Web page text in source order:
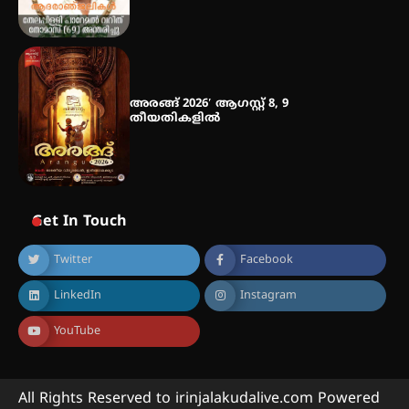
അരങ്ങ് 2026′ ആഗസ്റ്റ് 8, 9
തീയതികളിൽ
Get In Touch
Twitter Facebook
LinkedIn Instagram
YouTube
All Rights Reserved to irinjalakudalive.com Powered